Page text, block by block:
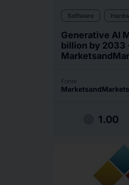
Software
Generative AI
billion by 2033
Fonte
MarketsandMarkets
target 1.00